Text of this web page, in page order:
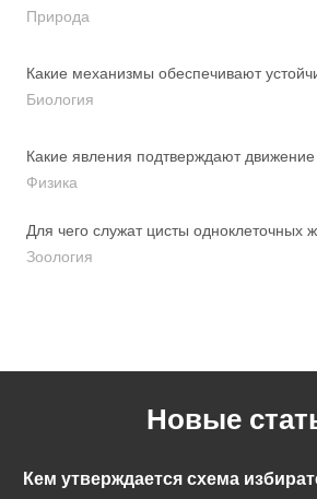
Природа
Какие механизмы обеспечивают
Биология
Какие явления подтверждают
Физика
Для чего служат цисты одноклеточных
Зоология
Новые
Кем утверждается схема